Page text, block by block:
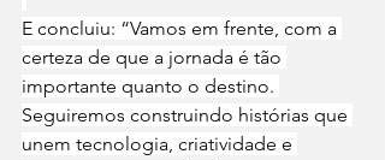
E concluiu: “Vamos em frente, com a
certeza de que a jornada é tão
importante quanto o destino.
Seguiremos construindo histórias que
unem tecnologia, criatividade e